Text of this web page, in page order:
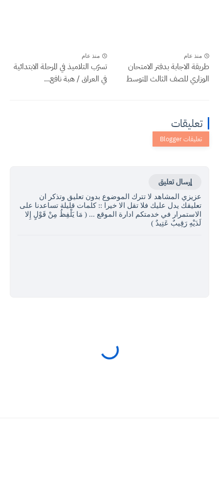
منذ عام
طريقة الاجابة بدفتر الامتحان
الوزاري للصف الثالث المتوسط
منذ عام
تسرّب التلاميذ في المرحلة الابتدائية
في العراق / هبة نافع...
تعليقات
إرسال تعليق
عزيزي المشاهد لا تترك الموضوع بدون تعليق وتذكر ان
تعليقك يدل عليك فلا تقل الا خيرا :: كلمات قليلة تساعدنا على
الاستمرار في خدمتكم ادارة الموقع ... ( مَا يَلْفِظُ مِنْ قَوْلٍ إِلا
لَدَيْهِ رَقِيبٌ عَتِيدٌ )